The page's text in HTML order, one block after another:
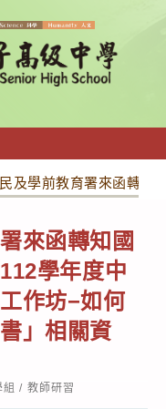
及學前教育署來函轉知
來函轉知國
學年度中
作坊−如何
」相關資
/ 教師研習